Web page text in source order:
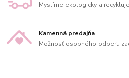
Myslíme ekologicky a
Kamenná predajňa
Možnosť osobného odberu